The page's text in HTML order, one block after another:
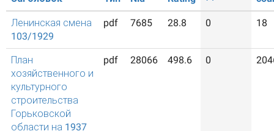
Ленинская смена
103/1929
pdf 7685 28.8 0 18
План
хозяйственного и
культурного
строительства
Горьковской
области на 1937
pdf 28066 498.6 0